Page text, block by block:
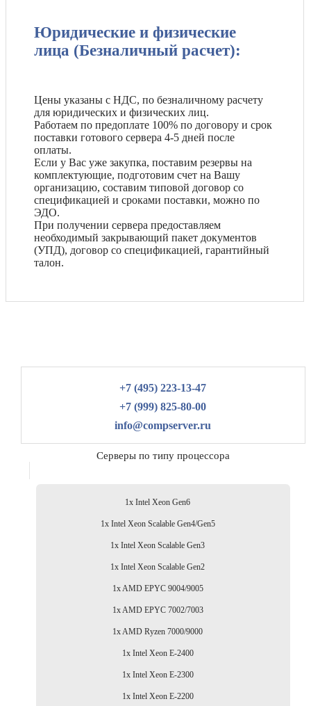
Юридические и физические
лица (Безналичный расчет):
Цены указаны с НДС, по безналичному расчету
для юридических и физических лиц.
Работаем по предоплате 100% по договору и срок
поставки готового сервера 4-5 дней после
оплаты.
Если у Вас уже закупка, поставим резервы на
комплектующие, подготовим счет на Вашу
организацию, составим типовой договор со
спецификацией и сроками поставки, можно по
ЭДО.
При получении сервера предоставляем
необходимый закрывающий пакет документов
(УПД), договор со спецификацией, гарантийный
талон.
+7 (495) 223-13-47
+7 (999) 825-80-00
info@compserver.ru
Серверы по типу процессора
1x Intel Xeon Gen6
1x Intel Xeon Scalable Gen4/Gen5
1x Intel Xeon Scalable Gen3
1x Intel Xeon Scalable Gen2
1x AMD EPYC 9004/9005
1x AMD EPYC 7002/7003
1x AMD Ryzen 7000/9000
1x Intel Xeon E-2400
1x Intel Xeon E-2300
1x Intel Xeon E-2200